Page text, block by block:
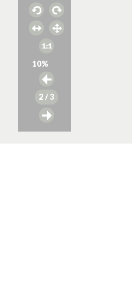
10%
2/ 3